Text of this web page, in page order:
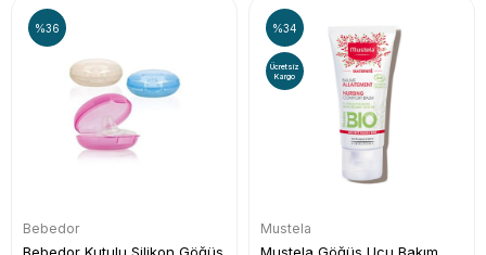
Bebedor
%36
Mustela
%34
Ücretsiz
Kargo